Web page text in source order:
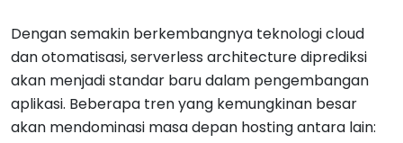
Dengan semakin berkembangnya teknologi cloud
dan otomatisasi, serverless architecture diprediksi
akan menjadi standar baru dalam pengembangan
aplikasi. Beberapa tren yang kemungkinan besar
akan mendominasi masa depan hosting antara lain: